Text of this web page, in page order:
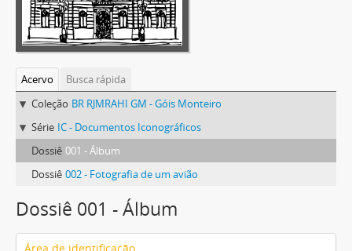
Acervo
Busca rápida
Coleção BR RJMRAHI GM - Góis Monteiro
Série IC - Documentos Iconográficos
Dossiê 001 - Álbum
Dossiê 002 - Fotografia de um avião
Dossiê 001 - Álbum